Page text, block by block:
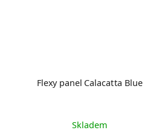
Flexy panel Calacatta Blue
Skladem